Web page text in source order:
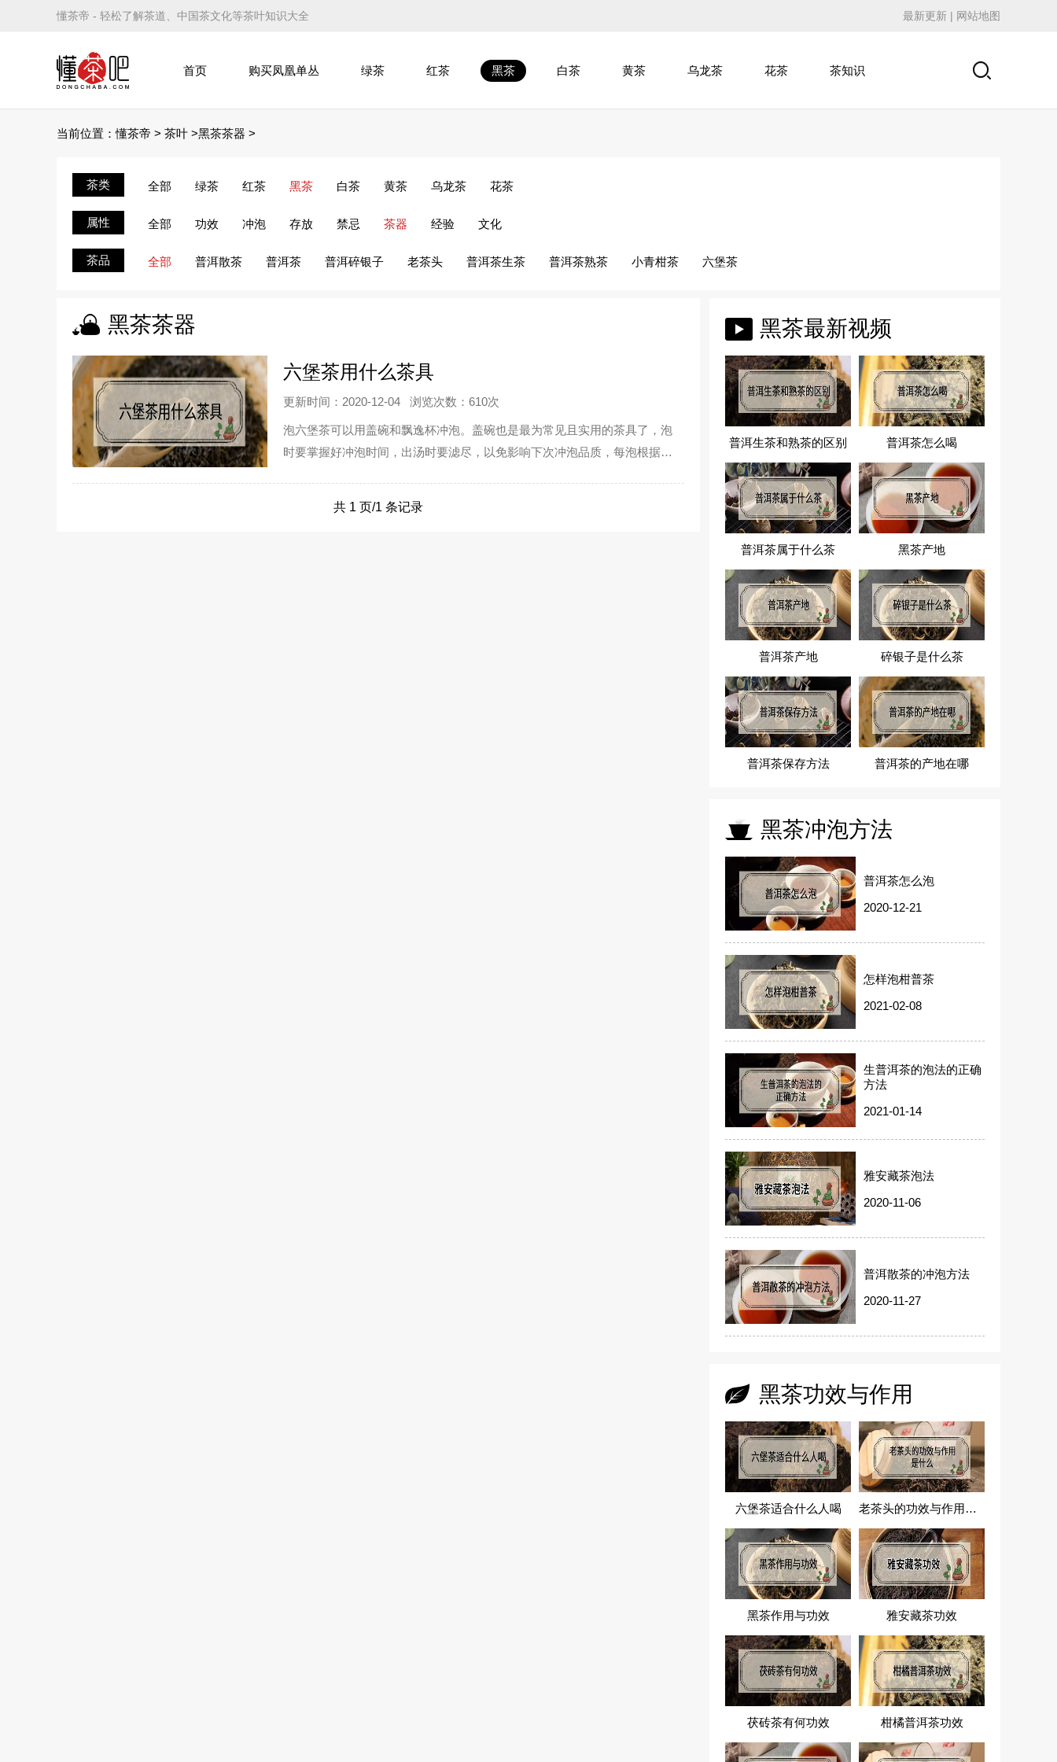
懂茶帝 - 轻松了解茶道、中国茶文化等茶叶知识大全 最新更新 | 网站地图
首页 购买凤凰单丛 绿茶 红茶 黑茶 白茶 黄茶 乌龙茶 花茶 茶知识
当前位置：懂茶帝 > 茶叶 >黑茶茶器 >
茶类 全部 绿茶 红茶 黑茶 白茶 黄茶 乌龙茶 花茶
属性 全部 功效 冲泡 存放 禁忌 茶器 经验 文化
茶品 全部 普洱散茶 普洱茶 普洱碎银子 老茶头 普洱茶生茶 普洱茶熟茶 小青柑茶 六堡茶
黑茶茶器
六堡茶用什么茶具
更新时间：2020-12-04 浏览次数：610次
泡六堡茶可以用盖碗和飘逸杯冲泡。盖碗也是最为常见且实用的茶具了，泡
时要掌握好冲泡时间，出汤时要滤尽，以免影响下次冲泡品质，每泡根据实
共 1 页/1 条记录
黑茶最新视频
普洱生茶和熟茶的区别 普洱茶怎么喝
普洱茶属于什么茶 黑茶产地
普洱茶产地 碎银子是什么茶
普洱茶保存方法 普洱茶的产地在哪
黑茶冲泡方法
普洱茶怎么泡
2020-12-21
怎样泡柑普茶
2021-02-08
生普洱茶的泡法的正确
方法
2021-01-14
雅安藏茶泡法
2020-11-06
普洱散茶的冲泡方法
2020-11-27
黑茶功效与作用
六堡茶适合什么人喝 老茶头的功效与作用是什么
黑茶作用与功效 雅安藏茶功效
茯砖茶有何功效 柑橘普洱茶功效